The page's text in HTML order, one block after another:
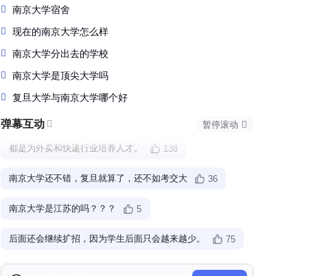
南京大学宿舍
现在的南京大学怎么样
南京大学分出去的学校
南京大学是顶尖大学吗
复旦大学与南京大学哪个好
弹幕互动  暂停滚动 
138
都是为外卖和快递行业培养人才。
36
南京大学还不错，复旦就算了，还不如考交大
5
南京大学是江苏的吗？？？
75
后面还会继续扩招，因为学生后面只会越来越少。